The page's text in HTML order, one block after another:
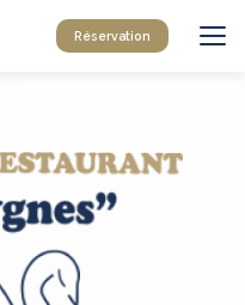
Réservation